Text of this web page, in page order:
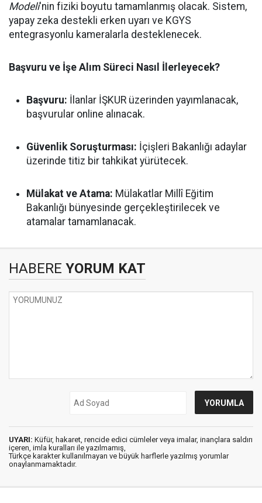
Modeli'nin fiziki boyutu tamamlanmış olacak. Sistem,
yapay zeka destekli erken uyarı ve KGYS
entegrasyonlu kameralarla desteklenecek.
Başvuru ve İşe Alım Süreci Nasıl İlerleyecek?
Başvuru: İlanlar İŞKUR üzerinden yayımlanacak,
başvurular online alınacak.
Güvenlik Soruşturması: İçişleri Bakanlığı adaylar
üzerinde titiz bir tahkikat yürütecek.
Mülakat ve Atama: Mülakatlar Millî Eğitim
Bakanlığı bünyesinde gerçekleştirilecek ve
atamalar tamamlanacak.
HABERE YORUM KAT
UYARI: Küfür, hakaret, rencide edici cümleler veya imalar, inançlara saldırı
içeren, imla kuralları ile yazılmamış,
Türkçe karakter kullanılmayan ve büyük harflerle yazılmış yorumlar
onaylanmamaktadır.